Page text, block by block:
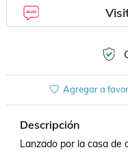
Agregar a
Descripción
Lanzado por la casa de